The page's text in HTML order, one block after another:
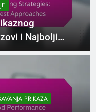
i Najbolji
PRIKAZA